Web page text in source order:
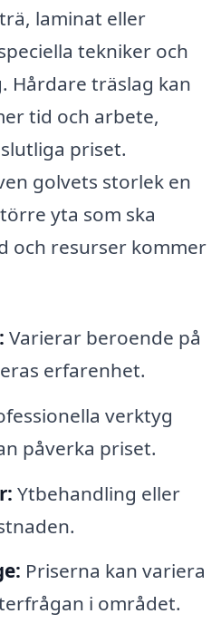
laminat eller
tekniker och
Hårdare träslag kan
tid och arbete,
priset.
golvets storlek en
yta som ska
och resurser kommer
Varierar beroende på
erfarenhet.
verktyg
påverka priset.
Ytbehandling eller
Priserna kan variera
i området.